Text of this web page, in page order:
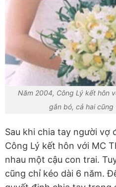
Năm 2004, Công Lý kết hôn
gắn bó, cả hai cũng
Sau khi chia tay người vợ
Công Lý kết hôn với MC
nhau một cậu con trai.
cũng chỉ kéo dài 6 năm.